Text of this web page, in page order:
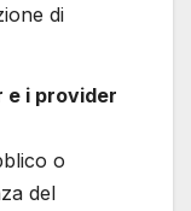
di
e i provider
o
del